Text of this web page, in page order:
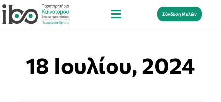
Σύνδεση Μελών
18 Ιουλίου, 2024